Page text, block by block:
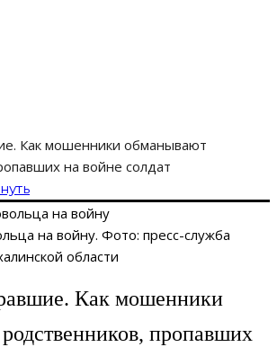
Как мошенники обманывают
на войне солдат
на войну. Фото: пресс-служба
области
Как мошенники
пропавших